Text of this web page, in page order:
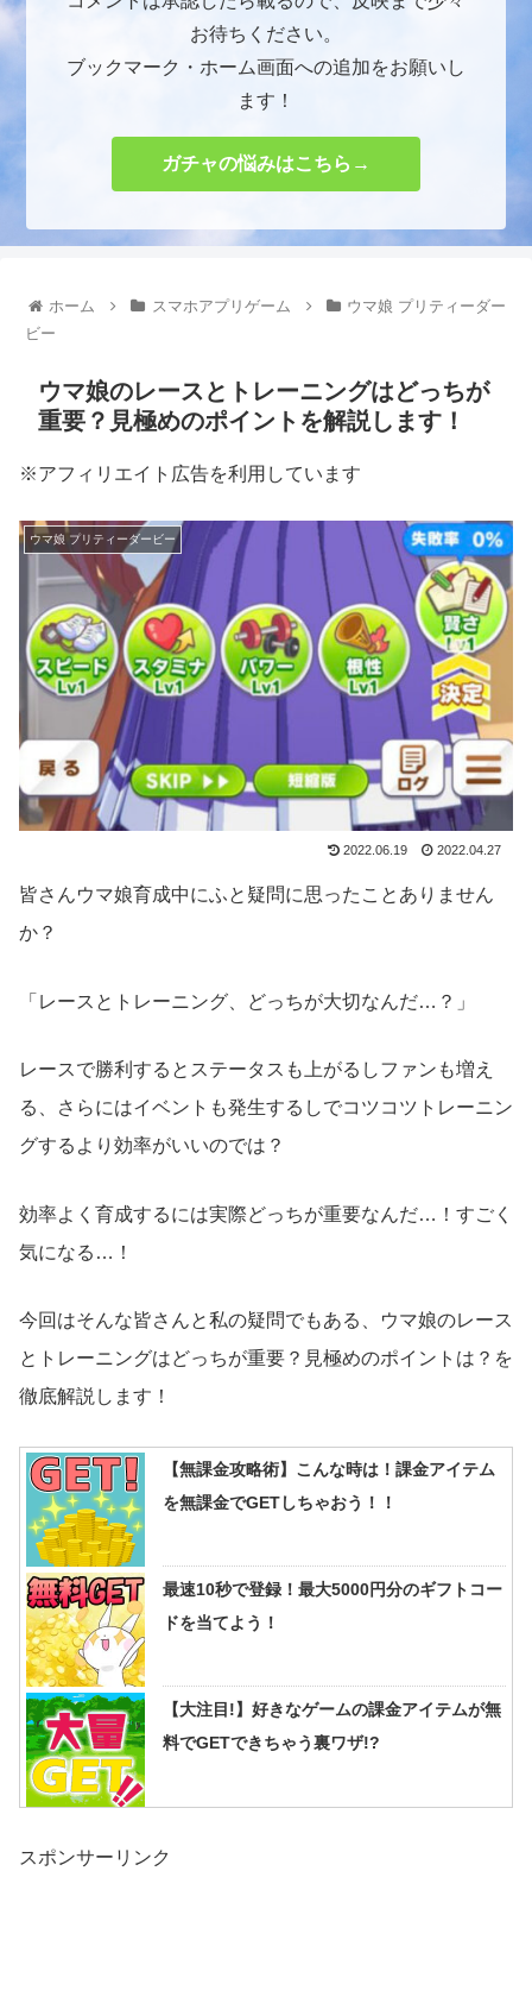
お待ちください。
ブックマーク・ホーム画面への追加をお願いし
ます！
ガチャの悩みはこちら→
ホーム スマホアプリゲーム
ウマ娘 プリティーダー
ビー
ウマ娘のレースとトレーニングはどっちが
重要？見極めのポイントを解説します！
※アフィリエイト広告を利用しています
ウマ娘 プリティーダービー
2022.06.19 2022.04.27
皆さんウマ娘育成中にふと疑問に思ったことありません
か？
「レースとトレーニング、どっちが大切なんだ…？」
レースで勝利するとステータスも上がるしファンも増え
る、さらにはイベントも発生するしでコツコツトレーニン
グするより効率がいいのでは？
効率よく育成するには実際どっちが重要なんだ…！すごく
気になる…！
今回はそんな皆さんと私の疑問でもある、ウマ娘のレース
とトレーニングはどっちが重要？見極めのポイントは？を
徹底解説します！
【無課金攻略術】こんな時は！課金アイテム
を無課金でGETしちゃおう！！
最速10秒で登録！最大5000円分のギフトコー
ドを当てよう！
【大注目!】好きなゲームの課金アイテムが無
料でGETできちゃう裏ワザ!?
スポンサーリンク